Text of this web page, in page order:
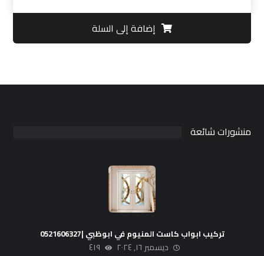
إضافة إلى السلة
منشورات شائعة
تركيب ابواب كاست المنيوم في ابوظبي |0521606327
ديسمبر ١٦, ٢٠٢٤ ٤١٩